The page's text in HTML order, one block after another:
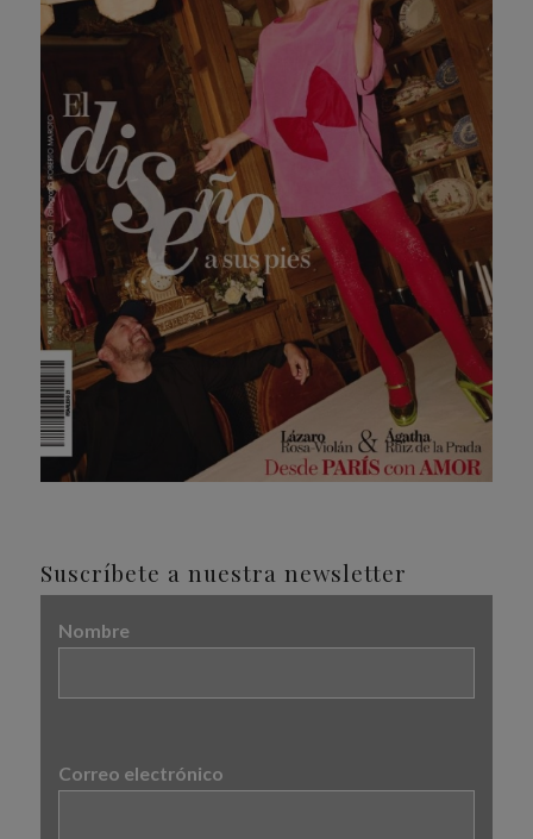
Suscríbete a nuestra newsletter
Nombre
Correo electrónico